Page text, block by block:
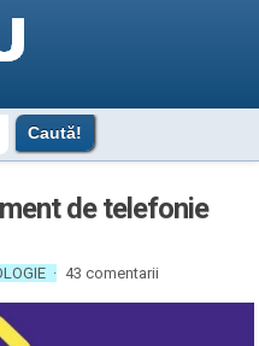
de telefonie
· 43 comentarii